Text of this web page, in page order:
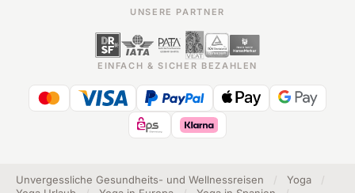
UNSERE PARTNER
EINFACH & SICHER BEZAHLEN
Unvergessliche Gesundheits- und Wellnessreisen Yoga